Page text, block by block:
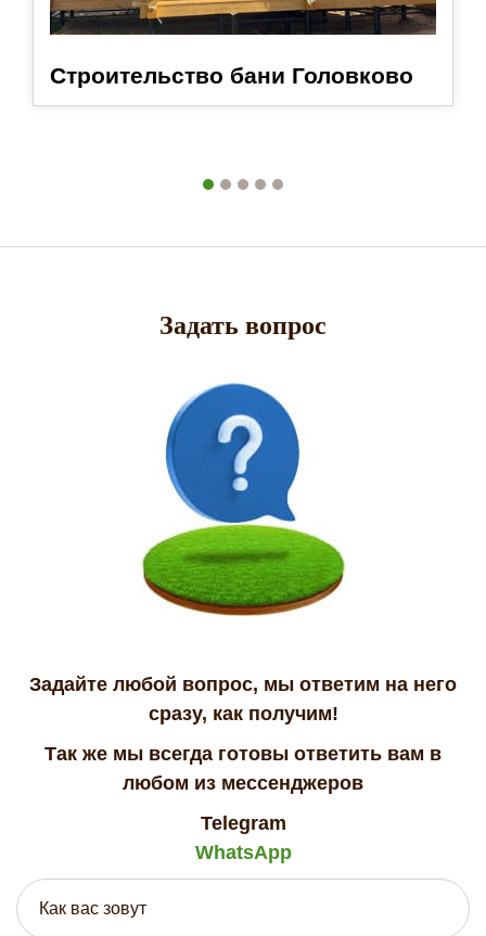
Строительство бани Головково
Задать вопрос
Задайте любой вопрос, мы ответим на него
сразу, как получим!
Так же мы всегда готовы ответить вам в
любом из мессенджеров
Telegram
WhatsApp